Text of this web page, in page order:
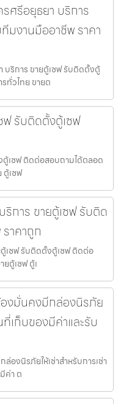
ศรีอยุธยา บริการ
มงานมืออาชีพ ราคา
บริการ ขายตู้เซฟ รับติดตั้งตู้
ทั่วไทย ขายต
ฟ รับติดตั้งตู้เซฟ
ตู้เซฟ ติดต่อสอบถามได้ตลอด
ตู้เซฟ
ริการ ขายตู้เซฟ รับติด
าคาถูก
ตู้เซฟ รับติดตั้งตู้เซฟ ติดต่อ
ตู้เซฟ ตู้เ
งมั่นคงมีกล่องนิรภัย
ที่เก็บของมีค่าและรับ
งนิรภัยให้เช่าสำหรับการเช่า
ค่า ต